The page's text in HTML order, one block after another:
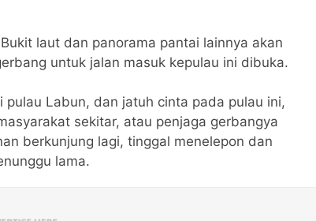
laut dan panorama pantai lainnya akan
untuk jalan masuk kepulau ini dibuka.
Labun, dan jatuh cinta pada pulau ini,
sekitar, atau penjaga gerbangya
berkunjung lagi, tinggal menelepon dan
lama.